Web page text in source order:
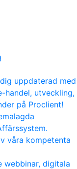
uppdaterad med
handel, utveckling,
på Proclient!
våra kompetenta
webbinar, digitala